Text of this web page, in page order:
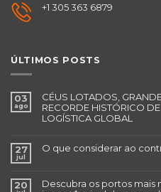
+1 305 363 6879
ÚLTIMOS POSTS
03
ago
CÉUS LOTADOS,
RECORDE HISTÓRICO
LOGÍSTICA GLOBAL
27
jul
O que considerar ao
20
Descubra os portos